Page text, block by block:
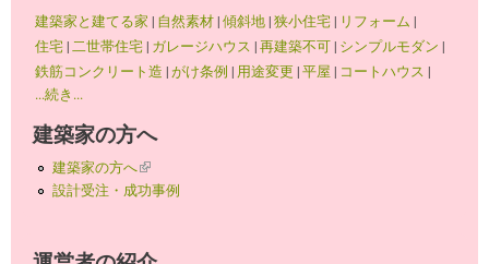
建築家と建てる家 | 自然素材|傾斜地|狭小住宅| リフォーム |
住宅|二世帯住宅| ガレージハウス |再建築不可| シンプルモダン |
鉄筋コンクリート造 |がけ条例 | 用途変更 |平屋 | コートハウス |
...続き...
建築家の方へ
建築家の方へ(link is external)
設計受注・成功事例